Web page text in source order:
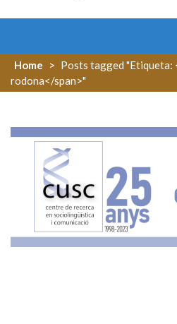
Home > Posts tagged "Etiqueta:
rodona</span>"